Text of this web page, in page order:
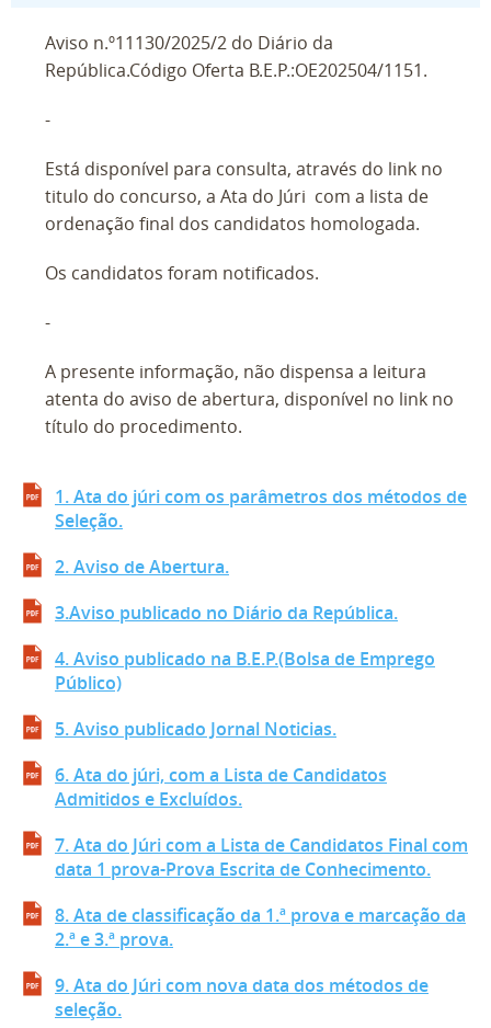
Aviso n.º11130/2025/2 do Diário da
República.Código Oferta B.E.P.:OE202504/1151.
-
Está disponível para consulta, através do link no
titulo do concurso, a Ata do Júri com a lista de
ordenação final dos candidatos homologada.
Os candidatos foram notificados.
-
A presente informação, não dispensa a leitura
atenta do aviso de abertura, disponível no link no
título do procedimento.
1. Ata do júri com os parâmetros dos métodos de
Seleção.
2. Aviso de Abertura.
3.Aviso publicado no Diário da República.
4. Aviso publicado na B.E.P.(Bolsa de Emprego
Público)
5. Aviso publicado Jornal Noticias.
6. Ata do júri, com a Lista de Candidatos
Admitidos e Excluídos.
7. Ata do Júri com a Lista de Candidatos Final com
data 1 prova-Prova Escrita de Conhecimento.
8. Ata de classificação da 1.ª prova e marcação da
2.ª e 3.ª prova.
9. Ata do Júri com nova data dos métodos de
seleção.